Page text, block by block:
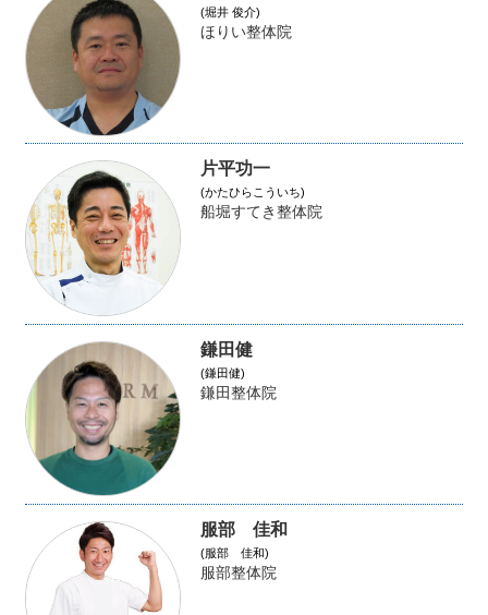
(堀井 俊介)
ほりい整体院
片平功一
(かたひらこういち)
船堀すてき整体院
鎌田健
(鎌田健)
鎌田整体院
服部 佳和
(服部 佳和)
服部整体院